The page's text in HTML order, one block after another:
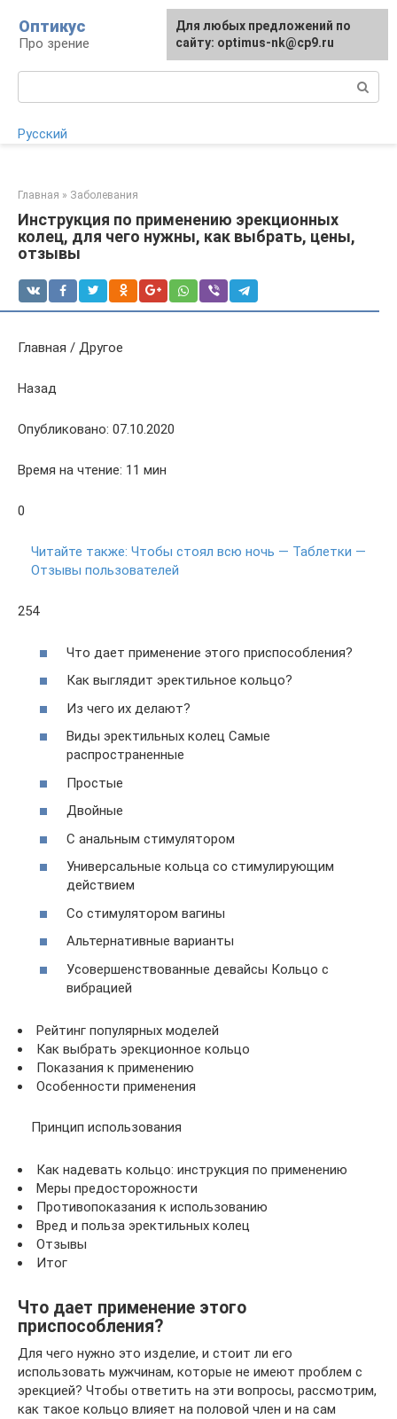
контенту
Оптикус
Про зрение
Русский
Главная » Заболевания
Инструкция по применению эрекционных
колец, для чего нужны, как выбрать, цены,
отзывы
Главная / Другое
Назад
Опубликовано: 07.10.2020
Время на чтение: 11 мин
0
Читайте также: Чтобы стоял всю ночь — Таблетки —
Отзывы пользователей
254
Что дает применение этого приспособления?
Как выглядит эректильное кольцо?
Из чего их делают?
Виды эректильных колец Самые
распространенные
Простые
Двойные
С анальным стимулятором
Универсальные кольца со стимулирующим
действием
Со стимулятором вагины
Альтернативные варианты
Усовершенствованные девайсы Кольцо с
вибрацией
Рейтинг популярных моделей
Как выбрать эрекционное кольцо
Показания к применению
Особенности применения
Принцип использования
Как надевать кольцо: инструкция по применению
Меры предосторожности
Противопоказания к использованию
Вред и польза эректильных колец
Отзывы
Итог
Что дает применение этого
приспособления?
Для чего нужно это изделие, и стоит ли его
использовать мужчинам, которые не имеют проблем с
эрекцией? Чтобы ответить на эти вопросы, рассмотрим,
как такое кольцо влияет на половой член и на сам
Для любых предложений по
сайту: [email protected]
Для любых предложений по
сайту: optimus-nk@cp9.ru